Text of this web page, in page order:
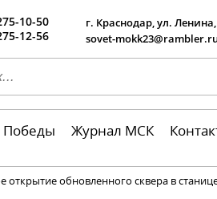
10-50
12-56
г. Краснодар, ул.
sovet-
Победы Журнал МСК
открытие обновленного сквера в